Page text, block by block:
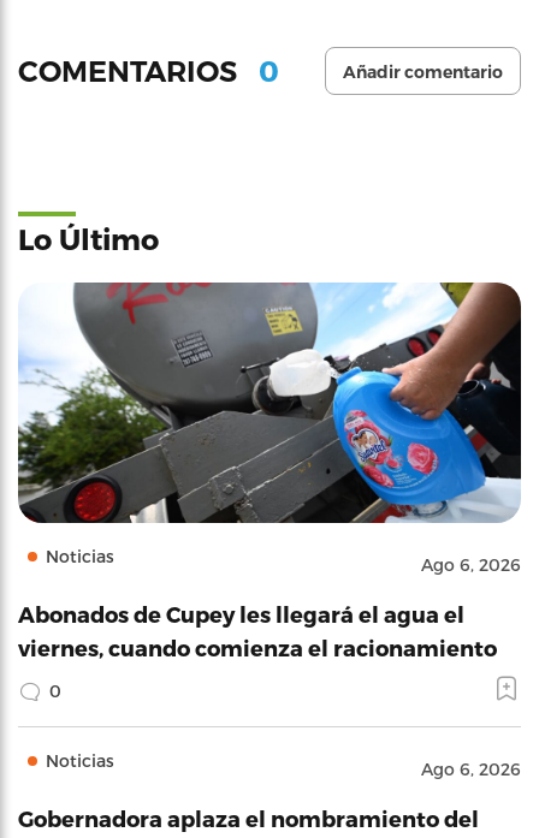
COMENTARIOS 0 Añadir comentario
Lo Último
Noticias Ago 6, 2026
Abonados de Cupey les llegará el agua el
viernes, cuando comienza el racionamiento
0
Noticias Ago 6, 2026
Gobernadora aplaza el nombramiento del